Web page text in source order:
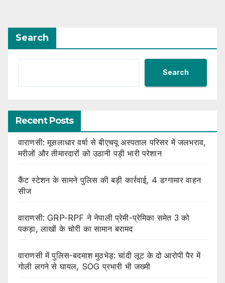
Search
Search
Recent Posts
वाराणसी: मूसलाधार वर्षा से बीएचयू अस्पताल परिसर में जलभराव,
मरीजों और तीमारदारों को उठानी पड़ी भारी परेशान
कैंट स्टेशन के सामने पुलिस की बड़ी कार्रवाई, 4 डग्गामार वाहन
सीज
वाराणसी: GRP-RPF ने नेपाली प्रेमी-प्रेमिका समेत 3 को
पकड़ा, लाखों के चोरी का सामान बरामद
वाराणसी में पुलिस-बदमाश मुठभेड़: चांदी लूट के दो आरोपी पैर में
गोली लगने से घायल, SOG प्रभारी भी जख्मी